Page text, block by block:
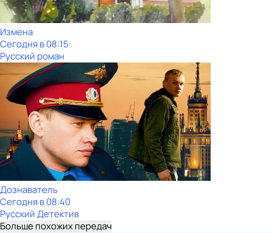
Измена
Сегодня в 08:15
Русский роман
Дознаватель
Сегодня в 08:40
Русский Детектив
Больше похожих передач